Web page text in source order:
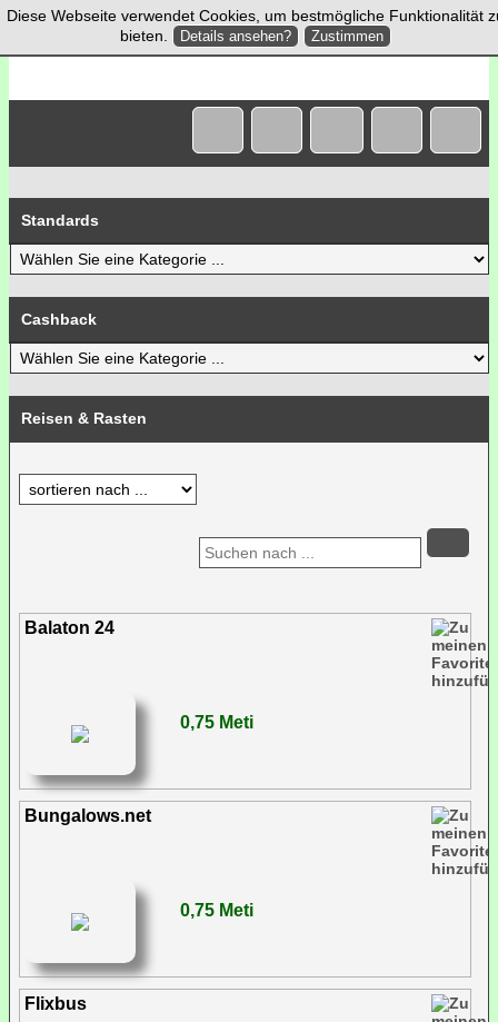
Standards
Cashback
Reisen & Rasten
Balaton 24
0,75 Meti
Bungalows.net
0,75 Meti
Flixbus
Diese Webseite verwendet Cookies, um bestmögliche Funktionalität
bieten.
Details ansehen? Zustimmen